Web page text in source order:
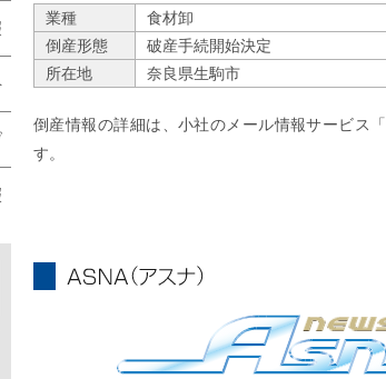
業種
食材卸
倒産形態
破産手続開始決定
所在地
奈良県生駒市
倒産情報の詳細は、小社のメール情報サービス「
す。